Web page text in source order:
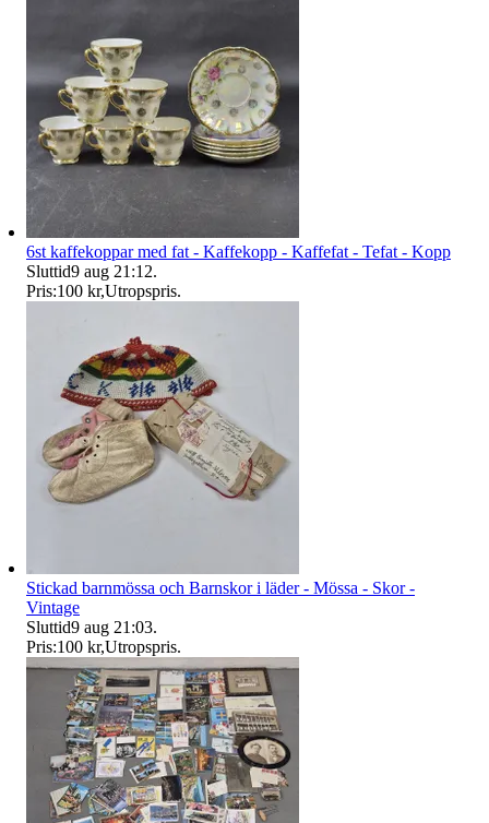
6st kaffekoppar med fat - Kaffekopp - Kaffefat - Tefat - Kopp
Sluttid9 aug 21:12.
Pris:100 kr,Utropspris.
Stickad barnmössa och Barnskor i läder - Mössa - Skor -
Vintage
Sluttid9 aug 21:03.
Pris:100 kr,Utropspris.